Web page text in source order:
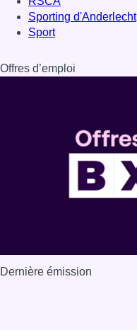
Sporting d'Anderlecht
Sport
Offres d’emploi
Dernière émission